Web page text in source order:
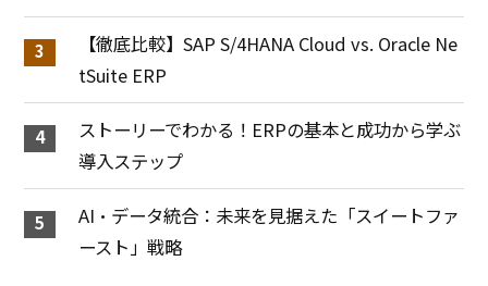
【徹底比較】SAP S/4HANA Cloud vs. Oracle Ne
tSuite ERP
ストーリーでわかる！ERPの基本と成功から学ぶ
導入ステップ
AI・データ統合：未来を見据えた「スイートファ
ースト」戦略